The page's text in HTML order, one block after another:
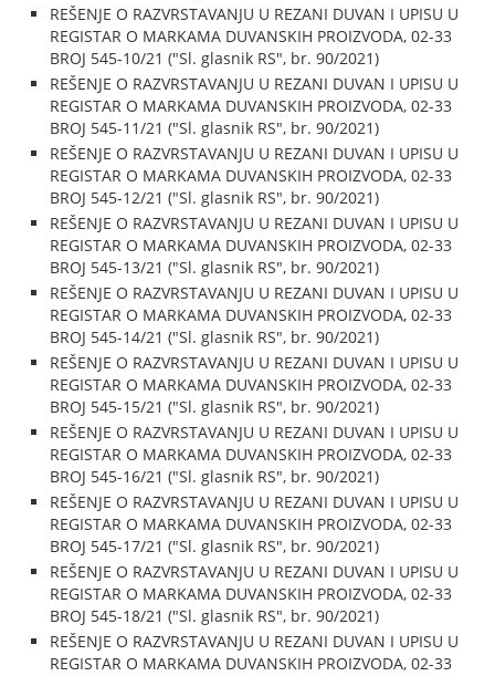
REŠENJE O RAZVRSTAVANJU U REZANI DUVAN I UPISU U
REGISTAR O MARKAMA DUVANSKIH PROIZVODA, 02-33
BROJ 545-10/21 ("Sl. glasnik RS", br. 90/2021)
REŠENJE O RAZVRSTAVANJU U REZANI DUVAN I UPISU U
REGISTAR O MARKAMA DUVANSKIH PROIZVODA, 02-33
BROJ 545-11/21 ("Sl. glasnik RS", br. 90/2021)
REŠENJE O RAZVRSTAVANJU U REZANI DUVAN I UPISU U
REGISTAR O MARKAMA DUVANSKIH PROIZVODA, 02-33
BROJ 545-12/21 ("Sl. glasnik RS", br. 90/2021)
REŠENJE O RAZVRSTAVANJU U REZANI DUVAN I UPISU U
REGISTAR O MARKAMA DUVANSKIH PROIZVODA, 02-33
BROJ 545-13/21 ("Sl. glasnik RS", br. 90/2021)
REŠENJE O RAZVRSTAVANJU U REZANI DUVAN I UPISU U
REGISTAR O MARKAMA DUVANSKIH PROIZVODA, 02-33
BROJ 545-14/21 ("Sl. glasnik RS", br. 90/2021)
REŠENJE O RAZVRSTAVANJU U REZANI DUVAN I UPISU U
REGISTAR O MARKAMA DUVANSKIH PROIZVODA, 02-33
BROJ 545-15/21 ("Sl. glasnik RS", br. 90/2021)
REŠENJE O RAZVRSTAVANJU U REZANI DUVAN I UPISU U
REGISTAR O MARKAMA DUVANSKIH PROIZVODA, 02-33
BROJ 545-16/21 ("Sl. glasnik RS", br. 90/2021)
REŠENJE O RAZVRSTAVANJU U REZANI DUVAN I UPISU U
REGISTAR O MARKAMA DUVANSKIH PROIZVODA, 02-33
BROJ 545-17/21 ("Sl. glasnik RS", br. 90/2021)
REŠENJE O RAZVRSTAVANJU U REZANI DUVAN I UPISU U
REGISTAR O MARKAMA DUVANSKIH PROIZVODA, 02-33
BROJ 545-18/21 ("Sl. glasnik RS", br. 90/2021)
REŠENJE O RAZVRSTAVANJU U REZANI DUVAN I UPISU U
REGISTAR O MARKAMA DUVANSKIH PROIZVODA, 02-33